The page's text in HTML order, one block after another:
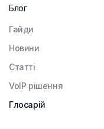
Блог
Гайди
Новини
Статті
VoIP рішення
Глосарій